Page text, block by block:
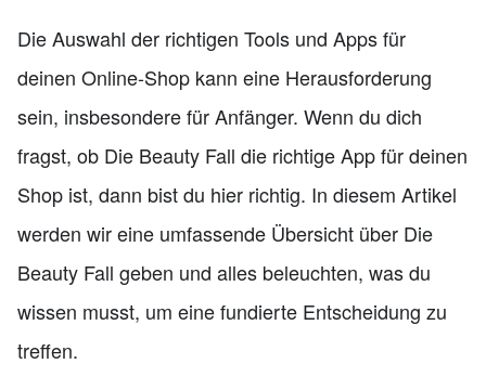
Die Auswahl der richtigen Tools und Apps für
deinen Online-Shop kann eine Herausforderung
sein, insbesondere für Anfänger. Wenn du dich
fragst, ob Die Beauty Fall die richtige App für deinen
Shop ist, dann bist du hier richtig. In diesem Artikel
werden wir eine umfassende Übersicht über Die
Beauty Fall geben und alles beleuchten, was du
wissen musst, um eine fundierte Entscheidung zu
treffen.